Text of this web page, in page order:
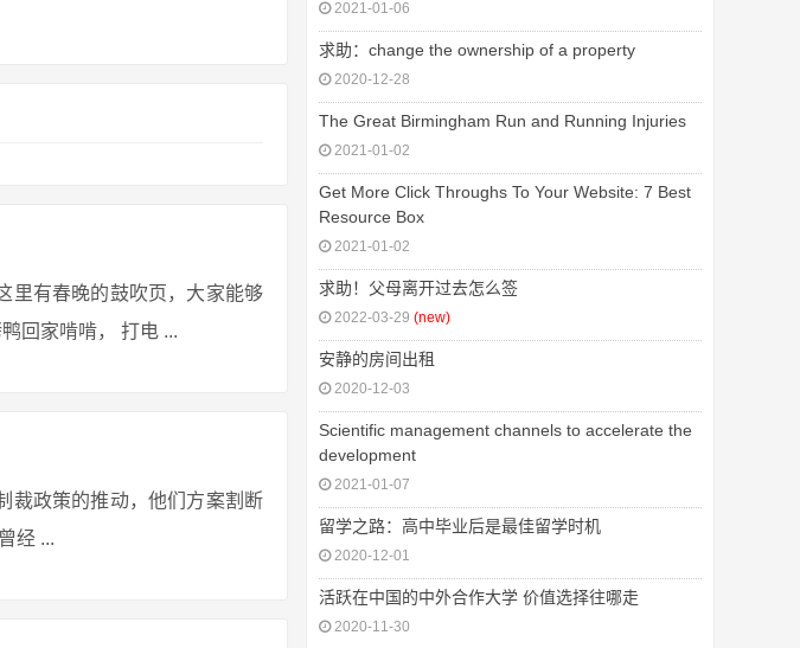
里有春晚的鼓吹页，大家能够
回家啃啃， 打电 ...
裁政策的推动，他们方案割断
经 ...
2021-01-06
求助：change the ownership of a property
2020-12-28
The Great Birmingham Run and Running Injuries
2021-01-02
Get More Click Throughs To Your Website: 7 Best
Resource Box
2021-01-02
求助！父母离开过去怎么签
2022-03-29 (new)
安静的房间出租
2020-12-03
Scientific management channels to accelerate the
development
2021-01-07
留学之路：高中毕业后是最佳留学时机
2020-12-01
活跃在中国的中外合作大学 价值选择往哪走
2020-11-30